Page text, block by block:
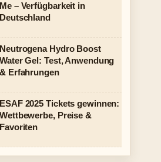
Me – Verfügbarkeit in
Deutschland
Neutrogena Hydro Boost
Water Gel: Test, Anwendung
& Erfahrungen
ESAF 2025 Tickets gewinnen:
Wettbewerbe, Preise &
Favoriten